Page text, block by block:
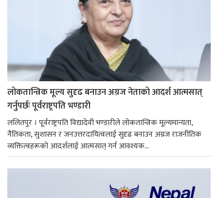
लोकतान्त्रिक मूल्य सुदृढ बनाउन अग्रज नेताको आदर्श आत्मसात्
गर्नुपर्छः पूर्वराष्ट्रपति भण्डारी
ललितपुर । पूर्वराष्ट्रपति विद्यादेवी भण्डारीले लोकतान्त्रिक मूल्यमान्यता,
नैतिकता, सुशासन र जनउत्तरदायित्वलाई सुदृढ बनाउन अग्रज राजनीतिक
व्यक्तित्वहरूको आदर्शलाई आत्मसात् गर्न आवश्यक...